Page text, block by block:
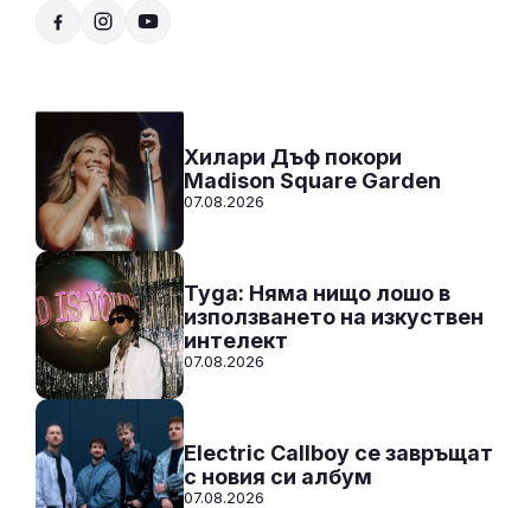
СЛУШАЙ
00:00 - 12:00
Хилари Дъф покори
Madison Square Garden
07.08.2026
Tyga: Няма нищо лошо в
използването на изкуствен
интелект
07.08.2026
Electric Callboy се завръщат
с новия си албум
07.08.2026